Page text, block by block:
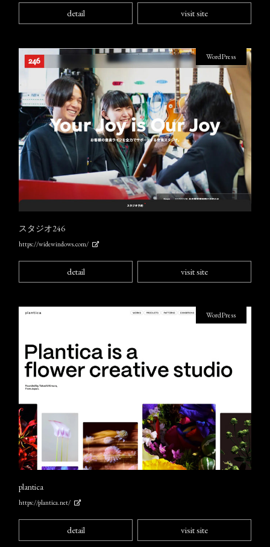
detail visit site
スタジオ246
https://widewindows.com/
WordPress
detail visit site
plantica
https://plantica.net/
WordPress
detail visit site